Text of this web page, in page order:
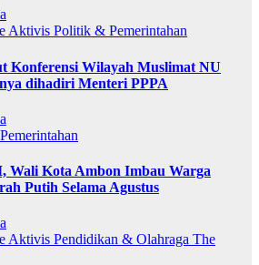
Aktivis Politik & Pemerintahan
Konferensi Wilayah Muslimat NU
dihadiri Menteri PPPA
Wali Kota Ambon Imbau Warga
Putih Selama Agustus
Aktivis Pendidikan & Olahraga The